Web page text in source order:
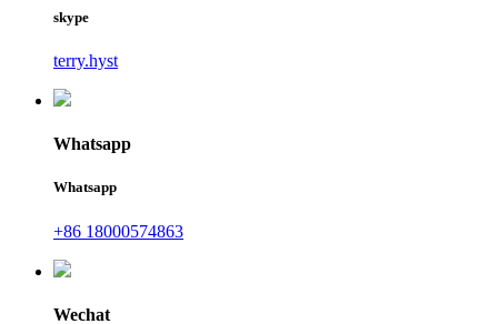
skype
terry.hyst
Whatsapp
Whatsapp
+86 18000574863
Wechat